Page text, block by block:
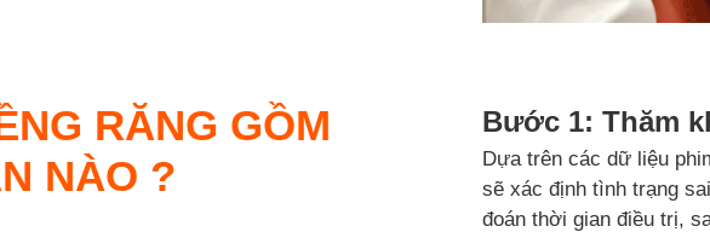
RĂNG GỒM
NÀO ?
Bước 1: Thăm
Dựa trên các dữ liệu
sẽ xác định tình trạng
đoán thời gian điều trị,